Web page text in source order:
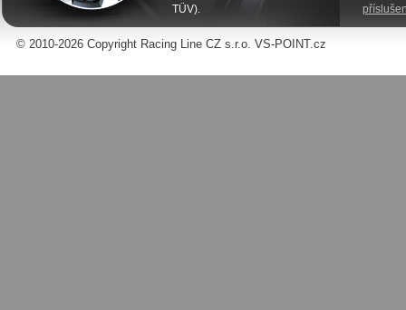
TÜV).
© 2010-2026 Copyright Racing Line CZ s.r.o. VS-POINT.cz